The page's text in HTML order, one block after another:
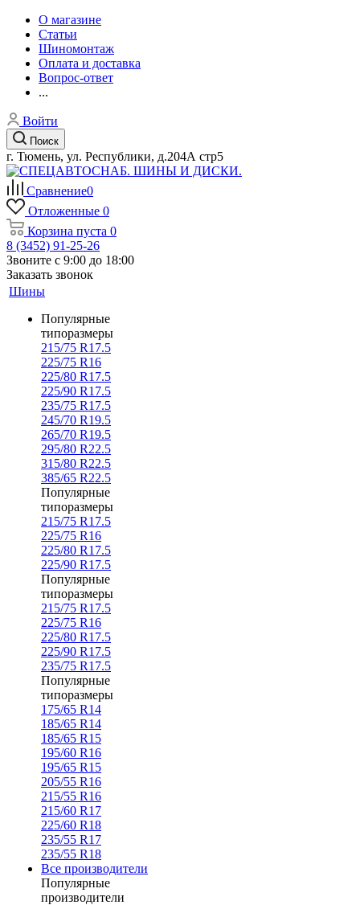
О магазине
Статьи
Шиномонтаж
Оплата и доставка
Вопрос-ответ
...
Войти
Поиск
г. Тюмень, ул. Республики, д.204А стр5
Сравнение0
Отложенные 0
Корзина пуста 0
8 (3452) 91-25-26
Звоните с 9:00 до 18:00
Заказать звонок
Шины
Популярные
типоразмеры
215/75 R17.5
225/75 R16
225/80 R17.5
225/90 R17.5
235/75 R17.5
245/70 R19.5
265/70 R19.5
295/80 R22.5
315/80 R22.5
385/65 R22.5
Популярные
типоразмеры
215/75 R17.5
225/75 R16
225/80 R17.5
225/90 R17.5
Популярные
типоразмеры
215/75 R17.5
225/75 R16
225/80 R17.5
225/90 R17.5
235/75 R17.5
Популярные
типоразмеры
175/65 R14
185/65 R14
185/65 R15
195/60 R16
195/65 R15
205/55 R16
215/55 R16
215/60 R17
225/60 R18
235/55 R17
235/55 R18
Все производители
Популярные
производители